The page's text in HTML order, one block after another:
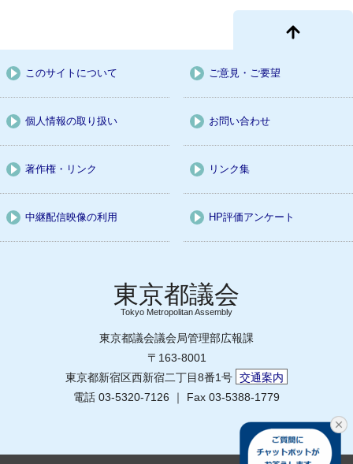
このサイトについて ご意見・ご要望
個人情報の取り扱い お問い合わせ
著作権・リンク リンク集
中継配信映像の利用 HP評価アンケート
Tokyo Metropolitan Assembly
東京都議会議会局管理部広報課
〒163-8001
東京都新宿区西新宿二丁目8番1号 交通案内
電話 03-5320-7126 ｜ Fax 03-5388-1779